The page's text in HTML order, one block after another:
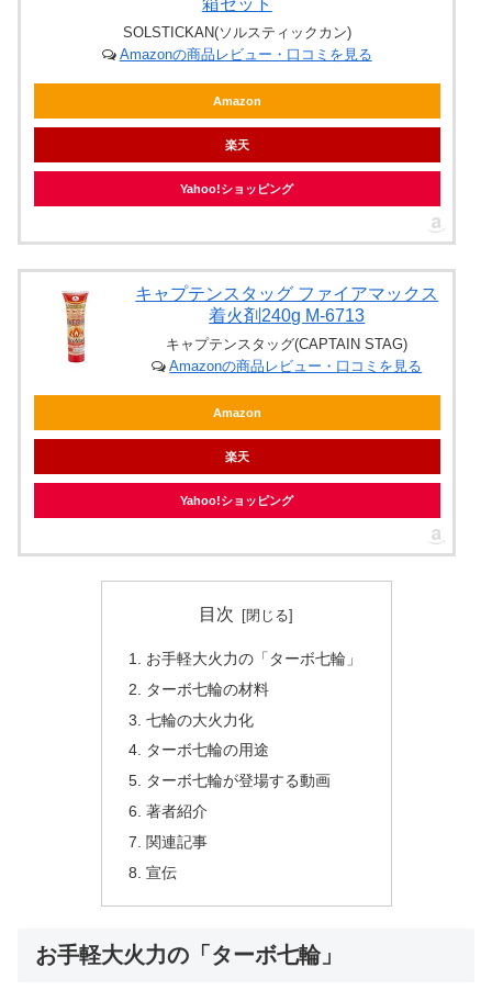
SOLSTICKAN(ソルスティックカン)
Amazonの商品レビュー・口コミを見る
Amazon
楽天
Yahoo!ショッピング
キャプテンスタッグ ファイアマックス
着火剤240g M-6713
キャプテンスタッグ(CAPTAIN STAG)
Amazonの商品レビュー・口コミを見る
Amazon
楽天
Yahoo!ショッピング
目次
お手軽大火力の「ターボ七輪」
ターボ七輪の材料
七輪の大火力化
ターボ七輪の用途
ターボ七輪が登場する動画
著者紹介
関連記事
宣伝
お手軽大火力の「ターボ七輪」